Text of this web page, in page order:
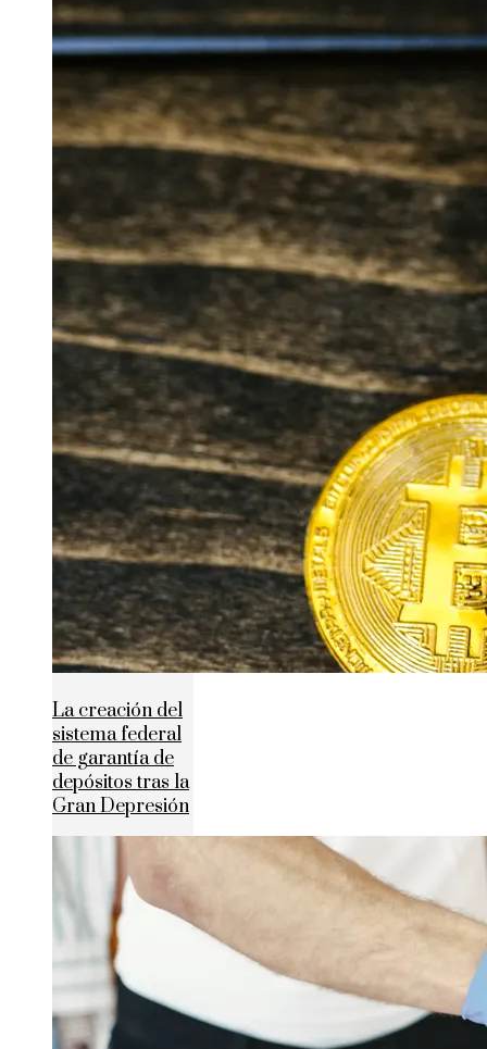
La creación del
sistema federal
de garantía de
depósitos tras la
Gran Depresión